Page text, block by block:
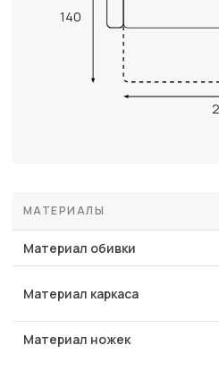
140
МАТЕРИАЛЫ
Материал обивки
Материал каркаса
Материал ножек